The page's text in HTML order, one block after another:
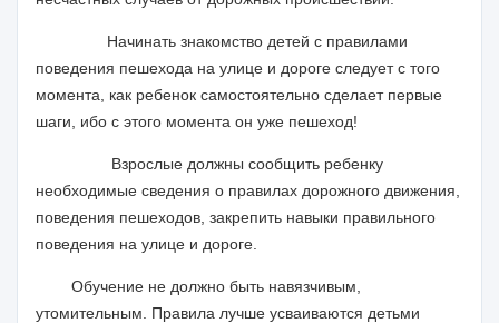
Начинать знакомство детей с правилами
поведения пешехода на улице и дороге следует с того
момента, как ребенок самостоятельно сделает первые
шаги, ибо с этого момента он уже пешеход!
Взрослые должны сообщить ребенку
необходимые сведения о правилах дорожного движения,
поведения пешеходов, закрепить навыки правильного
поведения на улице и дороге.
Обучение не должно быть навязчивым,
утомительным. Правила лучше усваиваются детьми